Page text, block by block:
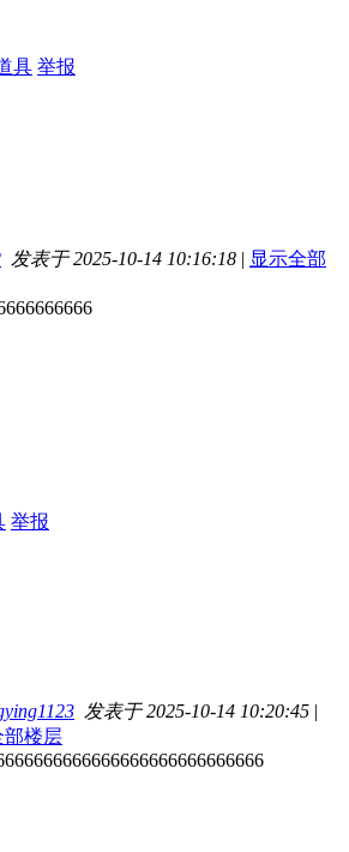
具 举报
发表于 2025-10-14 10:16:18 | 显示全部
举报
发表于 2025-10-14 10:20:45 |
部楼层